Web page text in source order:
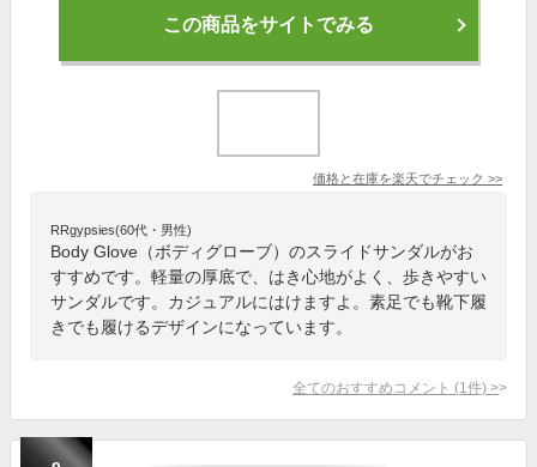
この商品をサイトでみる
価格と在庫を楽天でチェック >>
RRgypsies(60代・男性)
Body Glove（ボディグローブ）のスライドサンダルがお
すすめです。軽量の厚底で、はき心地がよく、歩きやすい
サンダルです。カジュアルにはけますよ。素足でも靴下履
きでも履けるデザインになっています。
全てのおすすめコメント (1 件) >